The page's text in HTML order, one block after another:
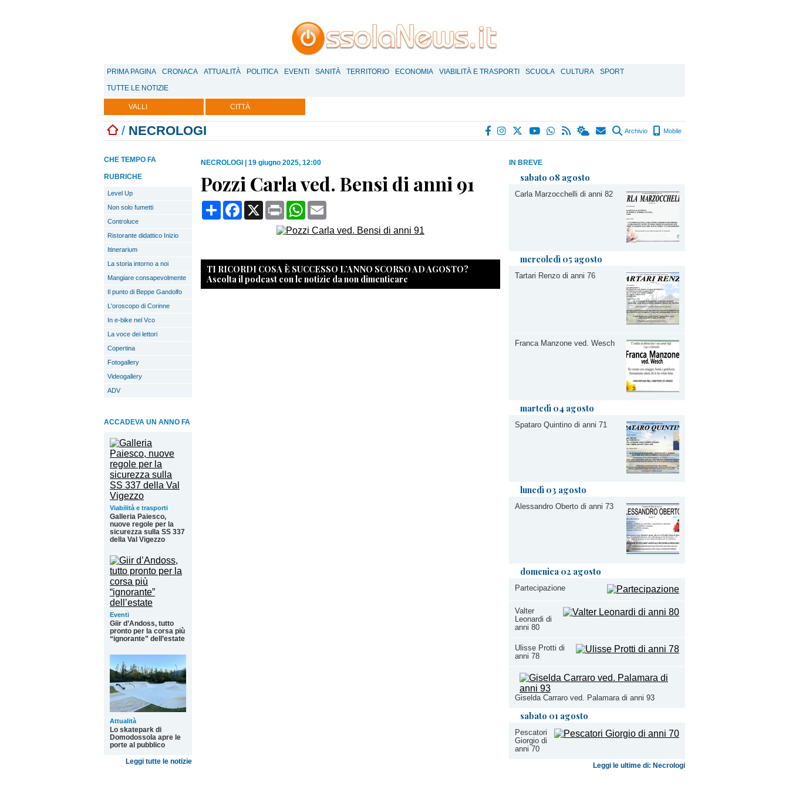
PRIMA PAGINA CRONACA ATTUALITÀ POLITICA EVENTI SANITÀ TERRITORIO ECONOMIA VIABILITÀ E TRASPORTI SCUOLA CULTURA
SPORT
TUTTE LE NOTIZIE
VALLI CITTÀ
/ NECROLOGI Archivio Mobile
IN BREVE
sabato 08 agosto
Carla Marzocchelli di anni 82
mercoledì 05 agosto
Tartari Renzo di anni 76
Franca Manzone ved. Wesch
martedì 04 agosto
Spataro Quintino di anni 71
lunedì 03 agosto
Alessandro Oberto di anni 73
domenica 02 agosto
Partecipazione
Valter
Leonardi di
anni 80
Ulisse Protti di
anni 78
Giselda Carraro ved. Palamara di anni 93
sabato 01 agosto
Pescatori
Giorgio di
anni 70
Leggi le ultime di: Necrologi
CHE TEMPO FA
RUBRICHE
Level Up
Non solo fumetti
Controluce
Ristorante didattico Inizio
Itinerarium
La storia intorno a noi
Mangiare consapevolmente
Il punto di Beppe Gandolfo
L'oroscopo di Corinne
In e-bike nel Vco
La voce dei lettori
Copertina
Fotogallery
Videogallery
ADV
ACCADEVA UN ANNO FA
Viabilità e trasporti
Galleria Paiesco,
nuove regole per la
sicurezza sulla SS 337
della Val Vigezzo
Eventi
Giir d’Andoss, tutto
pronto per la corsa più
“ignorante” dell’estate
Attualità
Lo skatepark di
Domodossola apre le
porte al pubblico
Leggi tutte le notizie
NECROLOGI 19 giugno 2025, 12:00
Pozzi Carla ved. Bensi di anni 91
CondividiFacebook
X Print WhatsApp
TI RICORDI COSA È SUCCESSO L’ANNO SCORSO AD AGOSTO?
Ascolta il podcast con le notizie da non dimenticare